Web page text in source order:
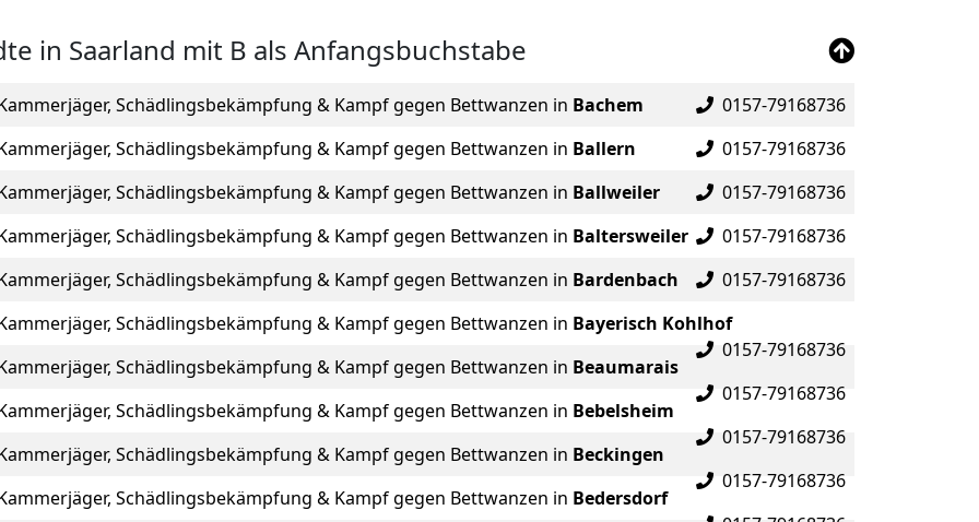
in Saarland mit B als Anfangsbuchstabe
Schädlingsbekämpfung & Kampf gegen Bettwanzen in Bachem
0157-79168736
Schädlingsbekämpfung & Kampf gegen Bettwanzen in Ballern
0157-79168736
Schädlingsbekämpfung & Kampf gegen Bettwanzen in Ballweiler
0157-79168736
Schädlingsbekämpfung & Kampf gegen Bettwanzen in Baltersweiler
0157-79168736
Schädlingsbekämpfung & Kampf gegen Bettwanzen in Bardenbach
0157-79168736
Schädlingsbekämpfung & Kampf gegen Bettwanzen in Bayerisch Kohlhof
0157-79168736
Schädlingsbekämpfung & Kampf gegen Bettwanzen in Beaumarais
0157-79168736
Schädlingsbekämpfung & Kampf gegen Bettwanzen in Bebelsheim
0157-79168736
Schädlingsbekämpfung & Kampf gegen Bettwanzen in Beckingen
0157-79168736
Schädlingsbekämpfung & Kampf gegen Bettwanzen in Bedersdorf